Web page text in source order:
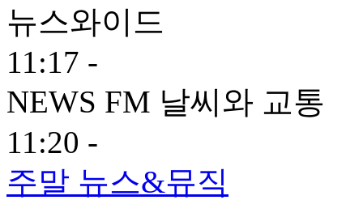
뉴스와이드
11:17 -
NEWS FM 날씨와 교통
11:20 -
주말 뉴스&뮤직